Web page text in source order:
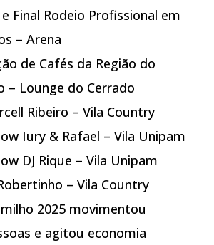
Final Rodeio Profissional em
– Arena
de Cafés da Região do
– Lounge do Cerrado
Ribeiro – Vila Country
Iury & Rafael – Vila Unipam
DJ Rique – Vila Unipam
– Vila Country
2025 movimentou
e agitou economia